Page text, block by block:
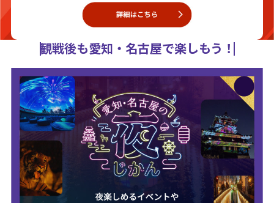
観戦後も愛知・名古屋で楽しもう！